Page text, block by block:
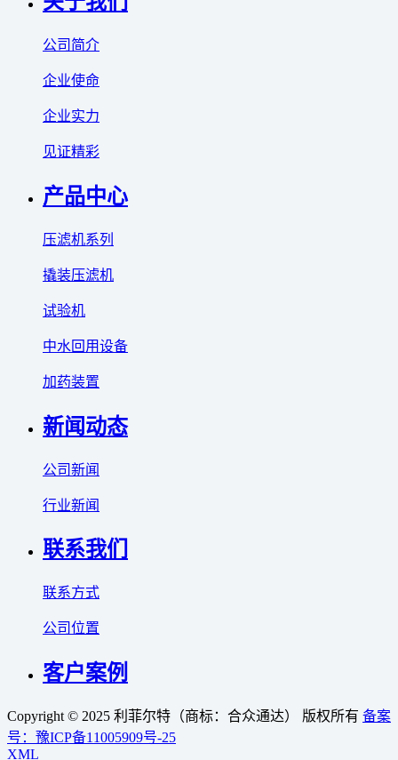
公司简介
企业使命
企业实力
见证精彩
产品中心
压滤机系列
撬装压滤机
试验机
中水回用设备
加药装置
新闻动态
公司新闻
行业新闻
联系我们
联系方式
公司位置
客户案例
Copyright © 2025 利菲尔特（商标：合众通达） 版权所有 备案
号：豫ICP备11005909号-25
XML